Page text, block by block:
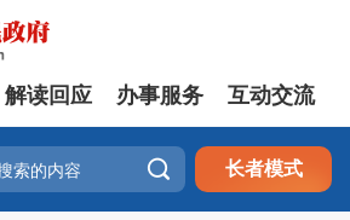
解读回应 办事服务 互动交流
 长者模式